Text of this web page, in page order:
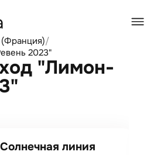
/
2023"
"Лимон-
линия